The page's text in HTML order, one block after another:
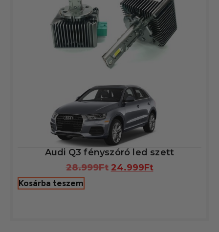
Audi Q3 fényszóró led szett
28.999Ft 24.999Ft
Kosárba teszem